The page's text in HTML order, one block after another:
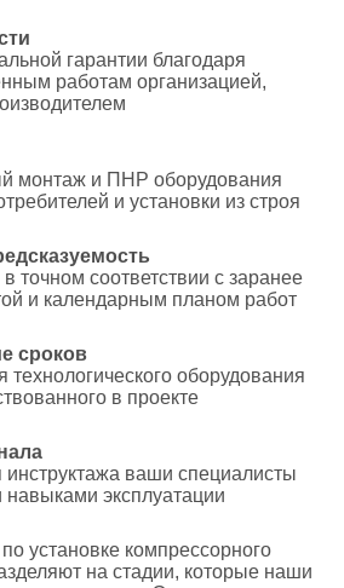
гарантии благодаря
работам организацией,
монтаж и ПНР оборудования
и установки из строя
точном соответствии с заранее
и календарным планом работ
сроков
технологического оборудования
в проекте
ваши специалисты
эксплуатации
установке компрессорного
на стадии, которые наши